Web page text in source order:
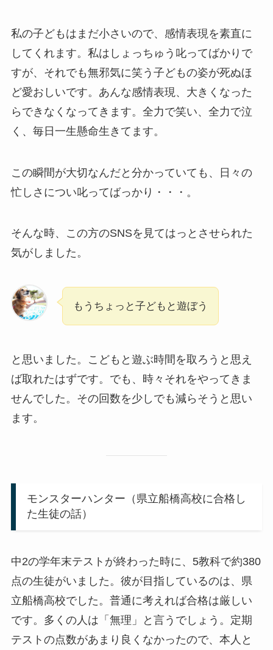
私の子どもはまだ小さいので、感情表現を素直に
してくれます。私はしょっちゅう叱ってばかりで
すが、それでも無邪気に笑う子どもの姿が死ぬほ
ど愛おしいです。あんな感情表現、大きくなった
らできなくなってきます。全力で笑い、全力で泣
く、毎日一生懸命生きてます。
この瞬間が大切なんだと分かっていても、日々の
忙しさについ叱ってばっかり・・・。
そんな時、この方のSNSを見てはっとさせられた
気がしました。
もうちょっと子どもと遊ぼう
と思いました。こどもと遊ぶ時間を取ろうと思え
ば取れたはずです。でも、時々それをやってきま
せんでした。その回数を少しでも減らそうと思い
ます。
モンスターハンター（県立船橋高校に合格し
た生徒の話）
中2の学年末テストが終わった時に、5教科で約380
点の生徒がいました。彼が目指しているのは、県
立船橋高校でした。普通に考えれば合格は厳しい
です。多くの人は「無理」と言うでしょう。定期
テストの点数があまり良くなかったので、本人と